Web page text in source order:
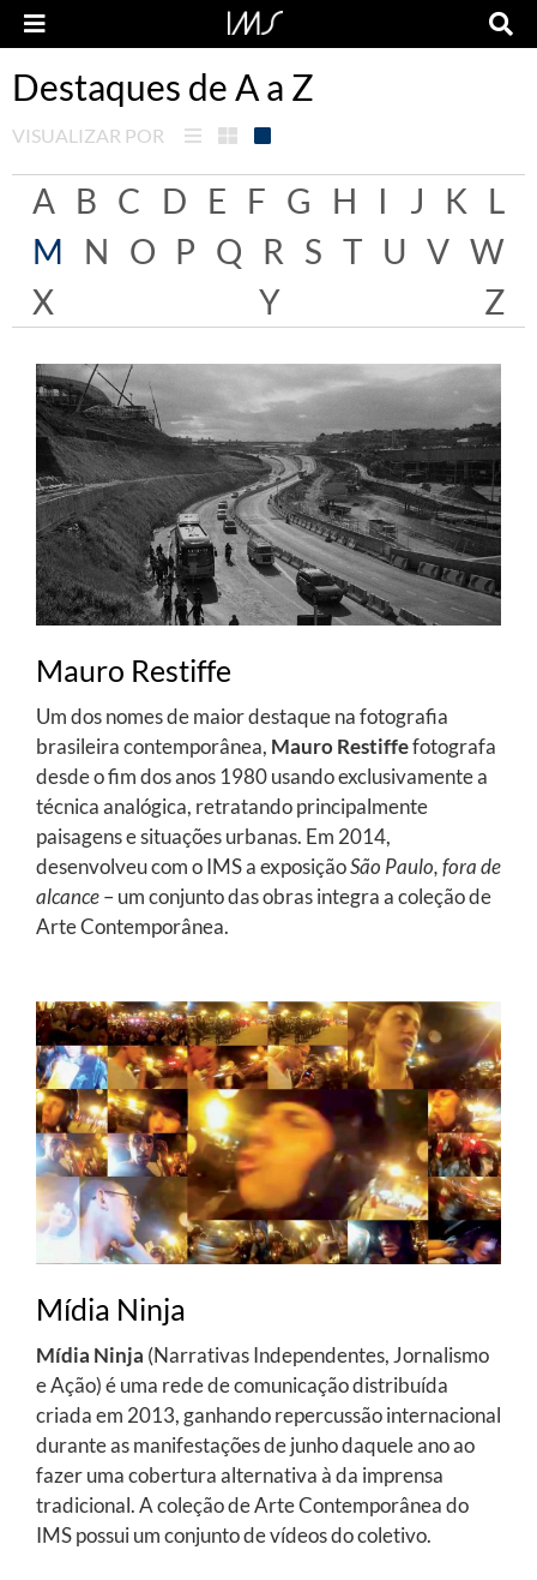
Destaques de A a Z
VISUALIZAR POR
A B C D E F G H I J K L
M
N O P Q R S T U V W
X
Y Z
Mauro Restiffe
Um dos nomes de maior destaque na fotografia
brasileira contemporânea, Mauro Restiffefotografa
desde o fim dos anos 1980 usando exclusivamente a
técnica analógica, retratando principalmente
paisagens e situações urbanas. Em 2014,
desenvolveu com o IMS a exposiçãoSão Paulo, fora de
alcance– um conjunto das obras integra a coleção de
Arte Contemporânea.
Mídia Ninja
Mídia Ninja (Narrativas Independentes, Jornalismo
e Ação) é uma rede de comunicação distribuída
criada em 2013, ganhando repercussão internacional
durante as manifestações de junho daquele ano ao
fazer uma cobertura alternativa à da imprensa
tradicional. A coleção de Arte Contemporânea do
IMS possui um conjunto de vídeos do coletivo.